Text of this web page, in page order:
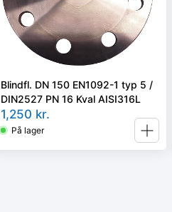
Blindfl. DN 150 EN1092-1 typ 5 /
DIN2527 PN 16 Kval AISI316L
1,250 kr.
På lager